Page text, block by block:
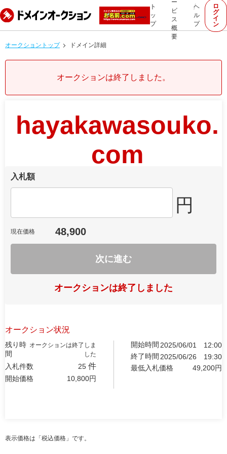
ト
ッ
プ
ー
ビ
ス
概
要
ヘ
ル
プ
ロ
グ
イ
ン
オークショントップ ドメイン詳細
オークションは終了しました。
hayakawasouko.
com
入札額
円
現在価格 48,900
次に進む
オークションは終了しました
オークション状況
残り時
間
オークションは終了しま
した
入札件数 25 件
開始価格 10,800円
開始時間 2025/06/01
12:00
終了時間 2025/06/26
19:30
最低入札価格
49,200円
表示価格は「税込価格」です。